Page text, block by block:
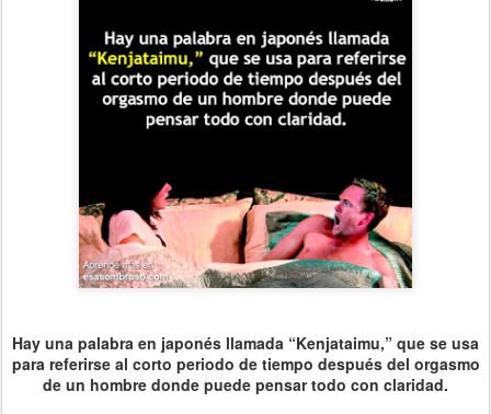
Hay una palabra en japonés llamada “Kenjataimu,” que se usa
para referirse al corto periodo de tiempo después del orgasmo
de un hombre donde puede pensar todo con claridad.